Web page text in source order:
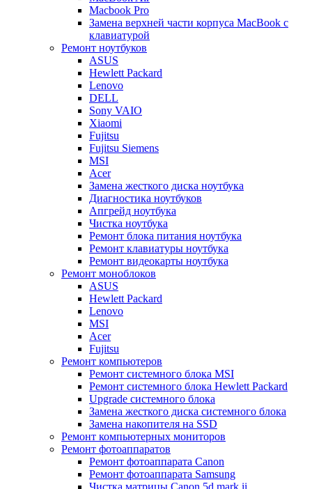
Macbook Pro
Замена верхней части корпуса MacBook с
клавиатурой
Ремонт ноутбуков
ASUS
Hewlett Packard
Lenovo
DELL
Sony VAIO
Xiaomi
Fujitsu
Fujitsu Siemens
MSI
Acer
Замена жесткого диска ноутбука
Диагностика ноутбуков
Апгрейд ноутбука
Чистка ноутбука
Ремонт блока питания ноутбука
Ремонт клавиатуры ноутбука
Ремонт видеокарты ноутбука
Ремонт моноблоков
ASUS
Hewlett Packard
Lenovo
MSI
Acer
Fujitsu
Ремонт компьютеров
Ремонт системного блока MSI
Ремонт системного блока Hewlett Packard
Upgrade системного блока
Замена жесткого диска системного блока
Замена накопителя на SSD
Ремонт компьютерных мониторов
Ремонт фотоаппаратов
Ремонт фотоаппарата Canon
Ремонт фотоаппарата Samsung
Чистка матрицы Canon 5d mark ii